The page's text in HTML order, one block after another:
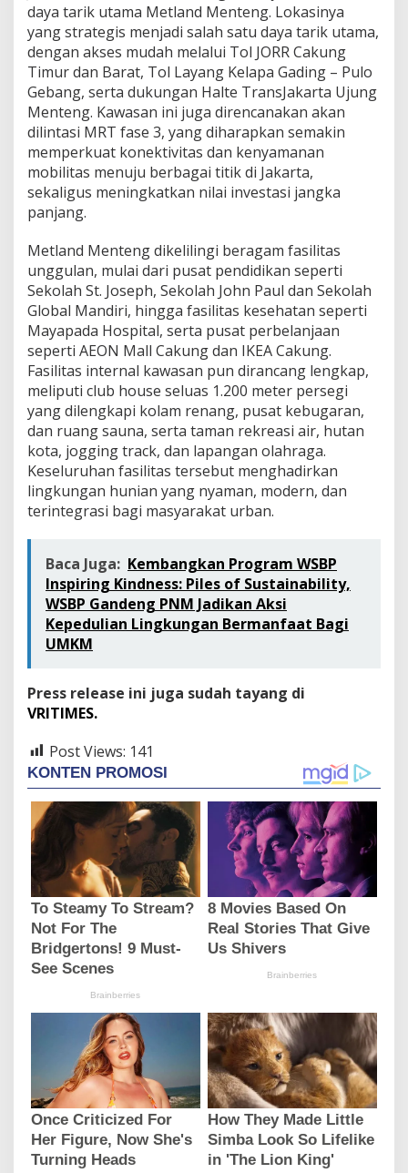
daya tarik utama Metland Menteng. Lokasinya
yang strategis menjadi salah satu daya tarik utama,
dengan akses mudah melalui Tol JORR Cakung
Timur dan Barat, Tol Layang Kelapa Gading – Pulo
Gebang, serta dukungan Halte TransJakarta Ujung
Menteng. Kawasan ini juga direncanakan akan
dilintasi MRT fase 3, yang diharapkan semakin
memperkuat konektivitas dan kenyamanan
mobilitas menuju berbagai titik di Jakarta,
sekaligus meningkatkan nilai investasi jangka
panjang.
Metland Menteng dikelilingi beragam fasilitas
unggulan, mulai dari pusat pendidikan seperti
Sekolah St. Joseph, Sekolah John Paul dan Sekolah
Global Mandiri, hingga fasilitas kesehatan seperti
Mayapada Hospital, serta pusat perbelanjaan
seperti AEON Mall Cakung dan IKEA Cakung.
Fasilitas internal kawasan pun dirancang lengkap,
meliputi club house seluas 1.200 meter persegi
yang dilengkapi kolam renang, pusat kebugaran,
dan ruang sauna, serta taman rekreasi air, hutan
kota, jogging track, dan lapangan olahraga.
Keseluruhan fasilitas tersebut menghadirkan
lingkungan hunian yang nyaman, modern, dan
terintegrasi bagi masyarakat urban.
Baca Juga: Kembangkan Program WSBP
Inspiring Kindness: Piles of Sustainability,
WSBP Gandeng PNM Jadikan Aksi
Kepedulian Lingkungan Bermanfaat Bagi
UMKM
Press release ini juga sudah tayang di
VRITIMES.
Post Views: 141